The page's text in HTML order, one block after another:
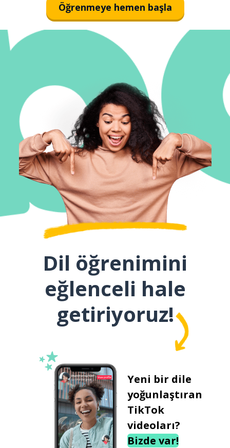
Öğrenmeye hemen başla
Dil öğrenimini
eğlenceli hale
getiriyoruz!
Yeni bir dile
yoğunlaştıran
TikTok
videoları?
Bizde var!